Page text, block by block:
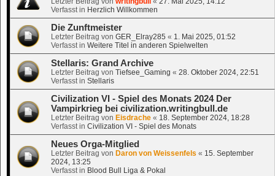
Verfasst in Herzlich Willkommen
Die Zunftmeister
Letzter Beitrag von GER_Elray285 « 1. Mai 2025, 01:52
Verfasst in Weitere Titel in anderen Spielwelten
Stellaris: Grand Archive
Letzter Beitrag von Tiefsee_Gaming « 28. Oktober 2024, 22:51
Verfasst in Stellaris
Civilization VI - Spiel des Monats 2024 Der
Vampirkrieg bei civilization.writingbull.de
Letzter Beitrag von Eisdrache « 18. September 2024, 18:28
Verfasst in Civilization VI - Spiel des Monats
Neues Orga-Mitglied
Letzter Beitrag von Daron von Weissenfels « 15. September
2024, 13:25
Verfasst in Blood Bull Liga & Pokal